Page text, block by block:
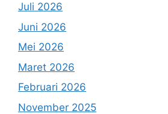
Juli 2026
Juni 2026
Mei 2026
Maret 2026
Februari 2026
November 2025